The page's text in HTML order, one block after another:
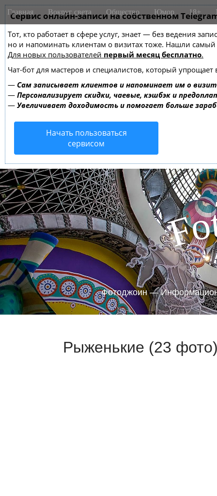
Сервис онлайн-записи на собственном
Тот, кто работает в сфере услуг, знает — без ведения
но и напоминать клиентам о визитах тоже. Нашли
Для новых пользователей первый месяц бесплатно.
Чат-бот для мастеров и специалистов, который упрощает
— Сам записывает клиентов и напоминает им о
— Персонализирует скидки, чаевые, кэшбэк и
— Увеличивает доходимость и помогает больше
Начать пользоваться
сервисом
M
a
n
m
e
n
u
i
Главная Вокруг света Общество Юмор 18+
Fo
Фотоджоин —
Рыженькие (23